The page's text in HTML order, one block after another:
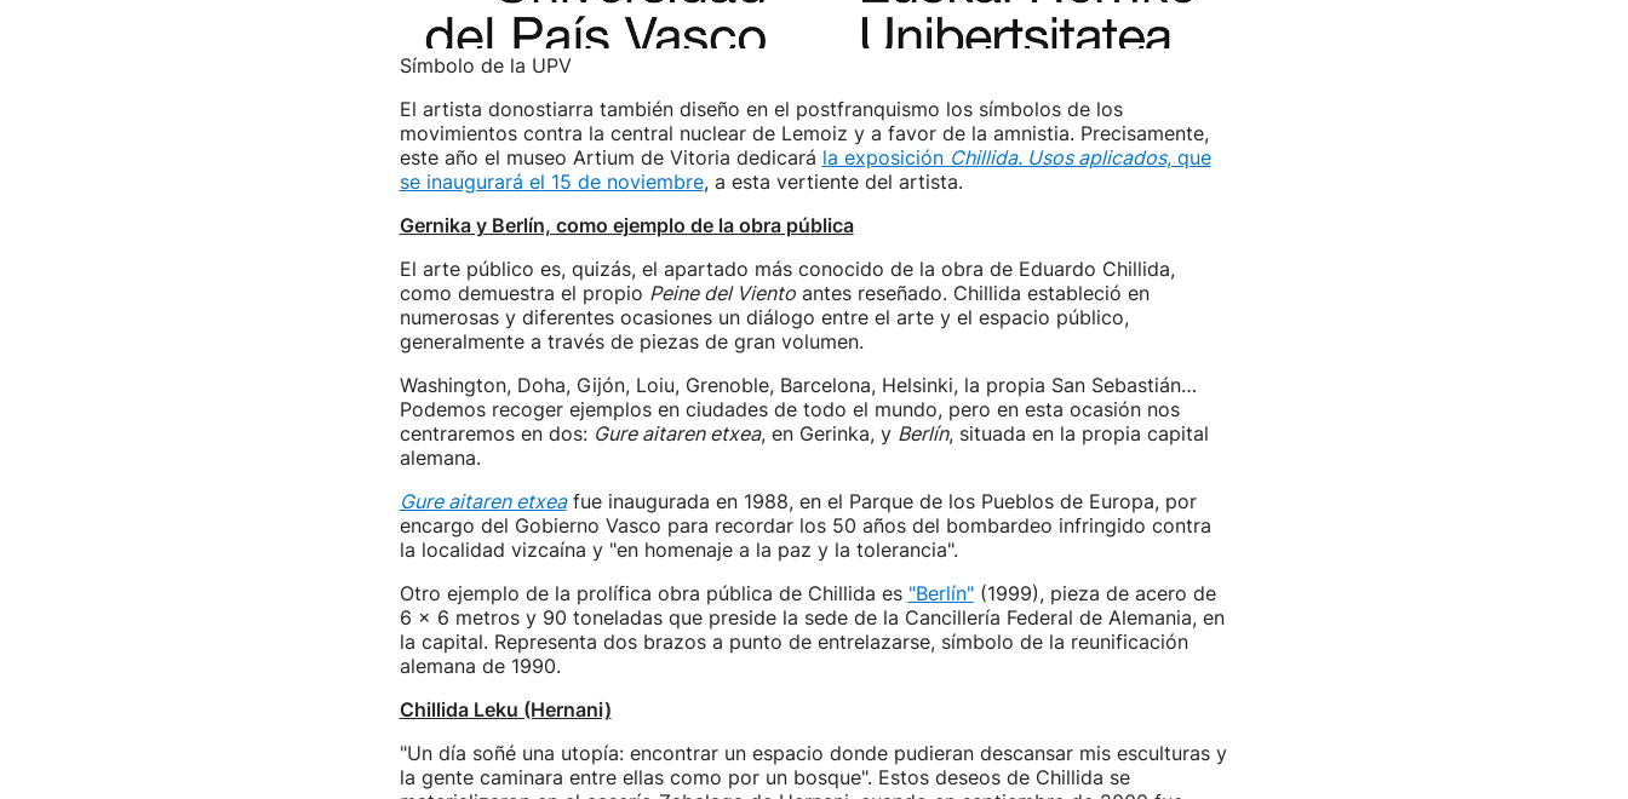
Símbolo de la UPV
El artista donostiarra también diseño en el postfranquismo los símbolos de los
movimientos contra la central nuclear de Lemoiz y a favor de la amnistia. Precisamente,
este año el museo Artium de Vitoria dedicará la exposición Chillida. Usos aplicados, que
se inaugurará el 15 de noviembre, a esta vertiente del artista.
Gernika y Berlín, como ejemplo de la obra pública
El arte público es, quizás, el apartado más conocido de la obra de Eduardo Chillida,
como demuestra el propio Peine del Vientoantes reseñado. Chillida estableció en
numerosas y diferentes ocasiones un diálogo entre el arte y el espacio público,
generalmente a través de piezas de gran volumen.
Washington, Doha, Gijón, Loiu, Grenoble, Barcelona, Helsinki, la propia San Sebastián…
Podemos recoger ejemplos en ciudades de todo el mundo, pero en esta ocasión nos
centraremos en dos: Gure aitaren etxea, en Gerinka, y Berlín, situada en la propia capital
alemana.
Gure aitaren etxeafue inaugurada en 1988, en el Parque de los Pueblos de Europa, por
encargo del Gobierno Vasco para recordar los 50 años del bombardeo infringido contra
la localidad vizcaína y "en homenaje a la paz y la tolerancia".
Otro ejemplo de la prolífica obra pública de Chillida es "Berlín"(1999), pieza de acero de
6 x 6 metros y 90 toneladas que preside la sede de la Cancillería Federal de Alemania, en
la capital. Representa dos brazos a punto de entrelazarse, símbolo de la reunificación
alemana de 1990.
Chillida Leku (Hernani)
"Un día soñé una utopía: encontrar un espacio donde pudieran descansar mis esculturas y
la gente caminara entre ellas como por un bosque". Estos deseos de Chillida se